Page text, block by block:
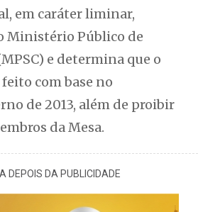
em caráter liminar,
Ministério Público de
e determina que o
com base no
de 2013, além de proibir
da Mesa.
DEPOIS DA PUBLICIDADE